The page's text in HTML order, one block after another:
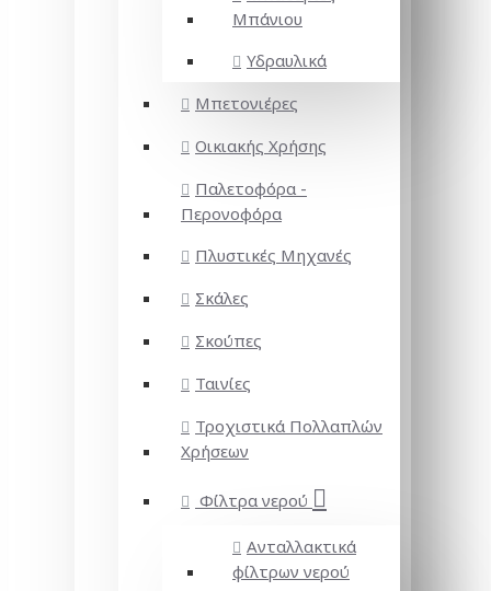
Μπάνιου
Υδραυλικά
Μπετονιέρες
Οικιακής Χρήσης
Παλετοφόρα -
Περονοφόρα
Πλυστικές Μηχανές
Σκάλες
Σκούπες
Ταινίες
Τροχιστικά Πολλαπλών
Χρήσεων
Φίλτρα νερού
Ανταλλακτικά
φίλτρων νερού